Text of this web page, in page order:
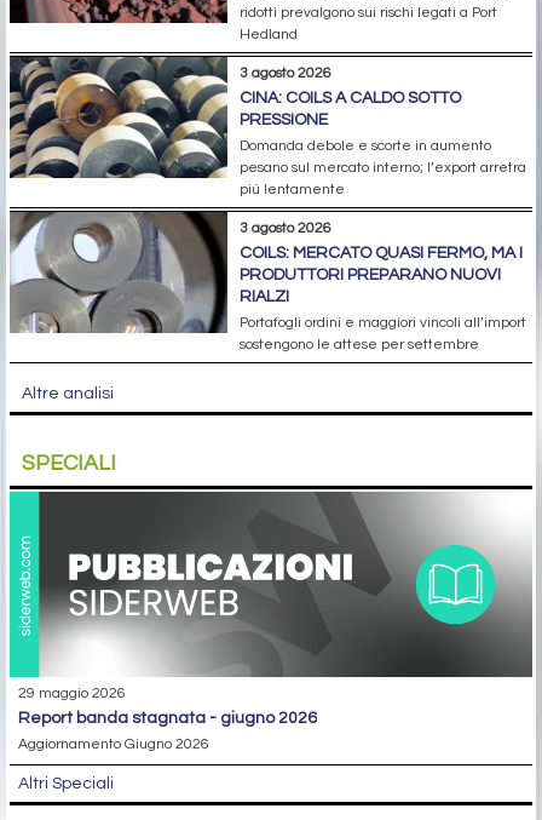
ridotti prevalgono sui rischi legati a Port
Hedland
3 agosto 2026
CINA: COILS A CALDO SOTTO
PRESSIONE
Domanda debole e scorte in aumento
pesano sul mercato interno; l’export arretra
più lentamente
3 agosto 2026
COILS: MERCATO QUASI FERMO, MA I
PRODUTTORI PREPARANO NUOVI
RIALZI
Portafogli ordini e maggiori vincoli all’import
sostengono le attese per settembre
Altre analisi
SPECIALI
29 maggio 2026
report banda stagnata - giugno 2026
Aggiornamento Giugno 2026
Altri Speciali